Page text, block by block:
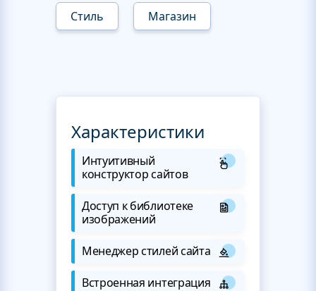
Стиль Магазин
Характеристики
Интуитивный
конструктор сайтов
Доступ к библиотеке
изображений
Менеджер стилей сайта
Встроенная интеграция